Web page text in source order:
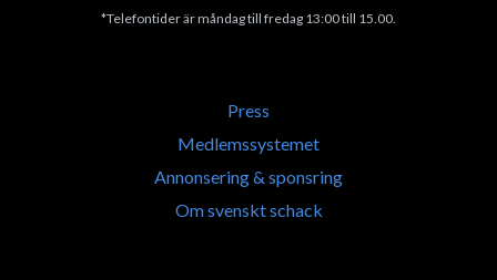
*Telefontider är måndag till fredag 13:00 till 15.00.
Press
Medlemssystemet
Annonsering & sponsring
Om svenskt schack